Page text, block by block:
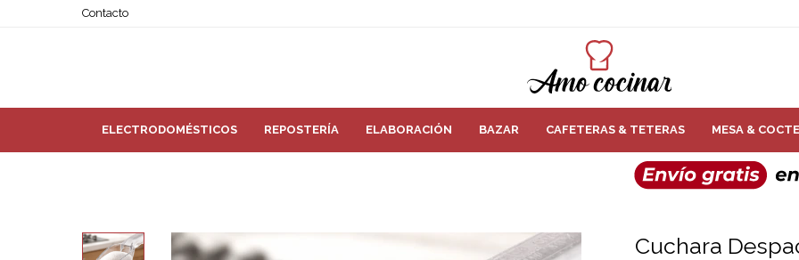
ELECTRODOMÉSTICOS REPOSTERÍA ELABORACIÓN BAZAR CAFETERAS & TETERAS MESA &
Contacto
Cuchara